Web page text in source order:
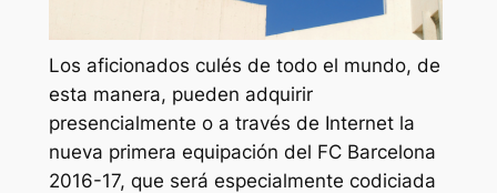
Los aficionados culés de todo el mundo, de
esta manera, pueden adquirir
presencialmente o a través de Internet la
nueva primera equipación del FC Barcelona
2016-17, que será especialmente codiciada